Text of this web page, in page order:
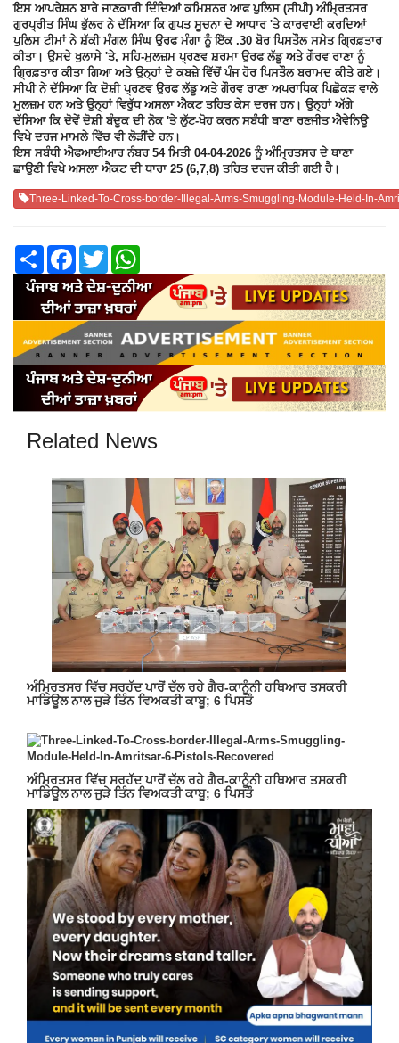
ਇਸ ਆਪਰੇਸ਼ਨ ਬਾਰੇ ਜਾਣਕਾਰੀ ਦਿੰਦਿਆਂ ਕਮਿਸ਼ਨਰ ਆਫ ਪੁਲਿਸ (ਸੀਪੀ) ਅੰਮ੍ਰਿਤਸਰ
ਗੁਰਪ੍ਰੀਤ ਸਿੰਘ ਭੁੱਲਰ ਨੇ ਦੱਸਿਆ ਕਿ ਗੁਪਤ ਸੂਚਨਾ ਦੇ ਆਧਾਰ 'ਤੇ ਕਾਰਵਾਈ ਕਰਦਿਆਂ
ਪੁਲਿਸ ਟੀਮਾਂ ਨੇ ਸ਼ੱਕੀ ਮੰਗਲ ਸਿੰਘ ਉਰਫ ਮੰਗਾ ਨੂੰ ਇੱਕ .30 ਬੋਰ ਪਿਸਤੌਲ ਸਮੇਤ ਗ੍ਰਿਫ਼ਤਾਰ
ਕੀਤਾ। ਉਸਦੇ ਖੁਲਾਸੇ 'ਤੇ, ਸਹਿ-ਮੁਲਜ਼ਮ ਪ੍ਰਣਵ ਸ਼ਰਮਾ ਉਰਫ ਲੱਡੂ ਅਤੇ ਗੌਰਵ ਰਾਣਾ ਨੂੰ
ਗ੍ਰਿਫ਼ਤਾਰ ਕੀਤਾ ਗਿਆ ਅਤੇ ਉਨ੍ਹਾਂ ਦੇ ਕਬਜ਼ੇ ਵਿੱਚੋਂ ਪੰਜ ਹੋਰ ਪਿਸਤੌਲ ਬਰਾਮਦ ਕੀਤੇ ਗਏ।
ਸੀਪੀ ਨੇ ਦੱਸਿਆ ਕਿ ਦੋਸ਼ੀ ਪ੍ਰਣਵ ਉਰਫ ਲੱਡੂ ਅਤੇ ਗੌਰਵ ਰਾਣਾ ਅਪਰਾਧਿਕ ਪਿਛੋਕੜ ਵਾਲੇ
ਮੁਲਜ਼ਮ ਹਨ ਅਤੇ ਉਨ੍ਹਾਂ ਵਿਰੁੱਧ ਅਸਲਾ ਐਕਟ ਤਹਿਤ ਕੇਸ ਦਰਜ ਹਨ। ਉਨ੍ਹਾਂ ਅੱਗੇ
ਦੱਸਿਆ ਕਿ ਦੋਵੇਂ ਦੋਸ਼ੀ ਬੰਦੂਕ ਦੀ ਨੋਕ 'ਤੇ ਲੁੱਟ-ਖੋਹ ਕਰਨ ਸਬੰਧੀ ਥਾਣਾ ਰਣਜੀਤ ਐਵੇਨਿਊ
ਵਿਖੇ ਦਰਜ ਮਾਮਲੇ ਵਿੱਚ ਵੀ ਲੋੜੀਂਦੇ ਹਨ।
ਇਸ ਸਬੰਧੀ ਐਫਆਈਆਰ ਨੰਬਰ 54 ਮਿਤੀ 04-04-2026 ਨੂੰ ਅੰਮ੍ਰਿਤਸਰ ਦੇ ਥਾਣਾ
ਛਾਉਣੀ ਵਿਖੇ ਅਸਲਾ ਐਕਟ ਦੀ ਧਾਰਾ 25 (6,7,8) ਤਹਿਤ ਦਰਜ ਕੀਤੀ ਗਈ ਹੈ।
Three-Linked-To-Cross-border-Illegal-Arms-Smuggling-Module-Held-In-
Share Facebook
Twitter
Related News
ਅੰਮ੍ਰਿਤਸਰ ਵਿੱਚ ਸਰਹੱਦ ਪਾਰੋਂ ਚੱਲ ਰਹੇ ਗੈਰ-ਕਾਨੂੰਨੀ ਹਥਿਆਰ ਤਸਕਰੀ
ਮਾਡਿਊਲ ਨਾਲ ਜੁੜੇ ਤਿੰਨ ਵਿਅਕਤੀ ਕਾਬੂ; 6 ਪਿਸਤੌ
ਅੰਮ੍ਰਿਤਸਰ ਵਿੱਚ ਸਰਹੱਦ ਪਾਰੋਂ ਚੱਲ ਰਹੇ ਗੈਰ-ਕਾਨੂੰਨੀ ਹਥਿਆਰ ਤਸਕਰੀ
ਮਾਡਿਊਲ ਨਾਲ ਜੁੜੇ ਤਿੰਨ ਵਿਅਕਤੀ ਕਾਬੂ; 6 ਪਿਸਤੌ